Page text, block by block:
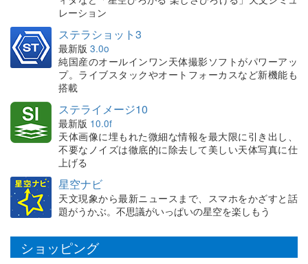
レーション
ステラショット3
最新版 3.0o
純国産のオールインワン天体撮影ソフトがパワーアッ
プ。ライブスタックやオートフォーカスなど新機能も
搭載
ステライメージ10
最新版 10.0f
天体画像に埋もれた微細な情報を最大限に引き出し、
不要なノイズは徹底的に除去して美しい天体写真に仕
上げる
星空ナビ
天文現象から最新ニュースまで、スマホをかざすと話
題がうかぶ。不思議がいっぱいの星空を楽しもう
ショッピング